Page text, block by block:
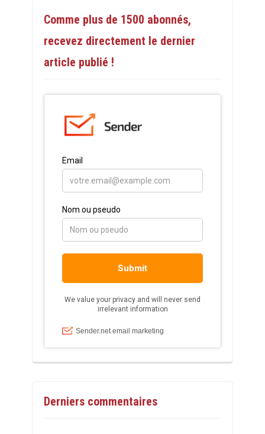
Comme plus de 1500 abonnés,
recevez directement le dernier
article publié !
Derniers commentaires